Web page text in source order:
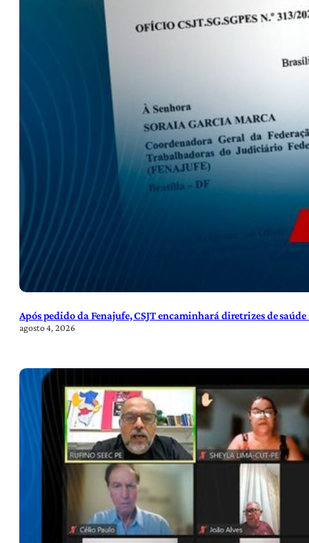
Após pedido da Fenajufe, CSJT encaminhará diretrizes de
agosto 4, 2026